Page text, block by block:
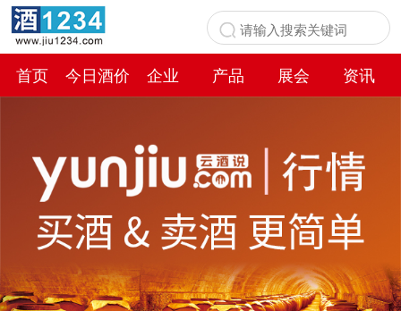
首页 今日酒价 企业 产品 展会
资讯